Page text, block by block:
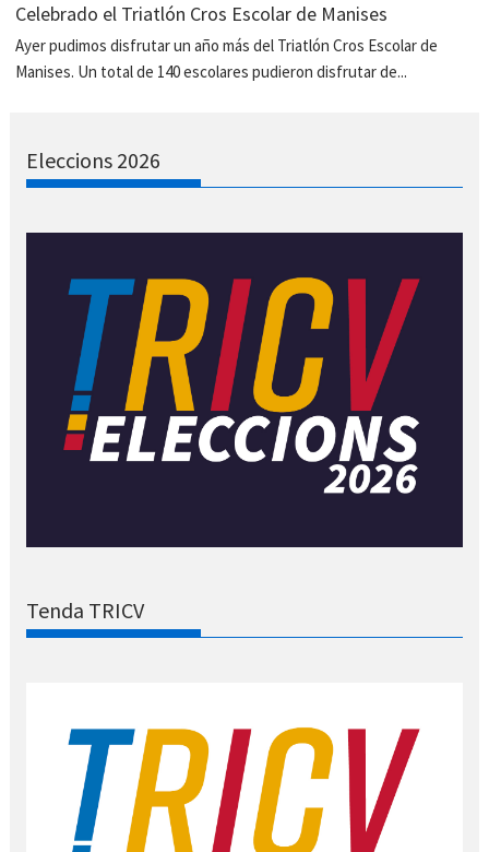
Celebrado el Triatlón Cros Escolar de Manises
Ayer pudimos disfrutar un año más del Triatlón Cros Escolar de
Manises. Un total de 140 escolares pudieron disfrutar de...
Eleccions 2026
Tenda TRICV